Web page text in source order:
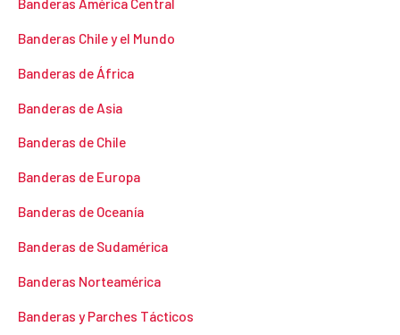
Banderas Chile y el Mundo
Banderas de África
Banderas de Asia
Banderas de Chile
Banderas de Europa
Banderas de Oceanía
Banderas de Sudamérica
Banderas Norteamérica
Banderas y Parches Tácticos